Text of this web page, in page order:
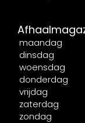
maandag
dinsdag
woensdag
donderdag
vrijdag
zaterdag
zondag